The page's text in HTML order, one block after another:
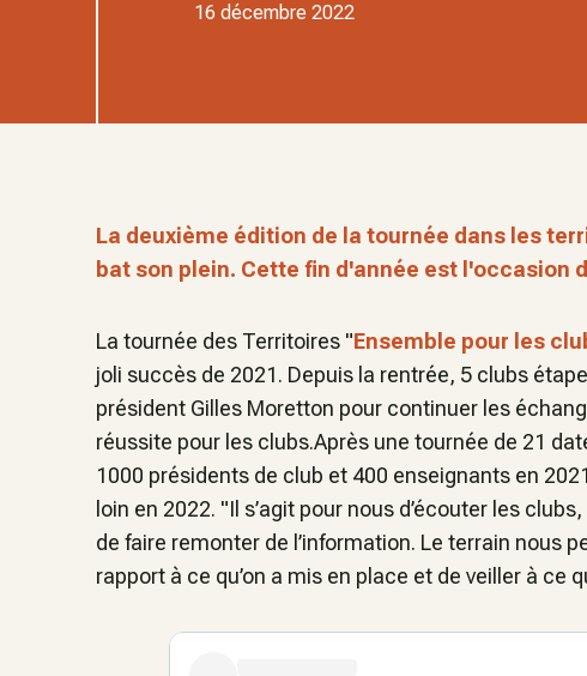
16 décembre 2022
La deuxième édition de la tournée dans les
bat son plein. Cette fin d'année est l'occasion
La tournée des Territoires "Ensemble pour les
joli succès de 2021. Depuis la rentrée, 5 clubs
président Gilles Moretton pour continuer les
réussite pour les clubs.Après une tournée de 21
1000 présidents de club et 400 enseignants en
loin en 2022. "Il s’agit pour nous d’écouter les
de faire remonter de l’information. Le terrain nous
rapport à ce qu’on a mis en place et de veiller à ce